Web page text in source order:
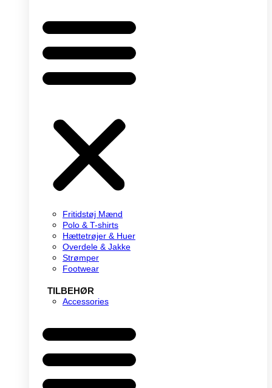
Fritidstøj Mænd
Polo & T-shirts
Hættetrøjer & Huer
Overdele & Jakke
Strømper
Footwear
TILBEHØR
Accessories